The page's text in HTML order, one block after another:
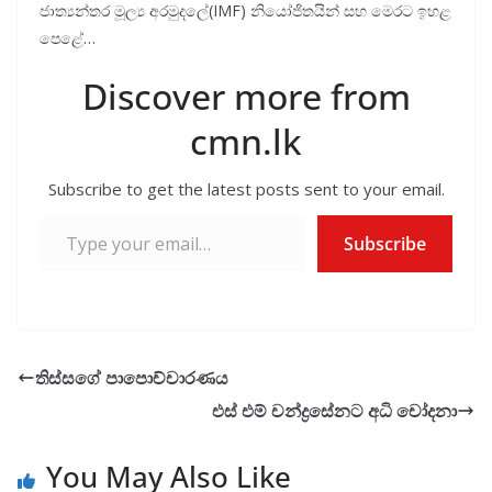
ජාත්‍යන්තර මූල්‍ය අරමුදලේ(IMF) නියෝජිතයින් සහ මෙරට ඉහළ
පෙළේ…
Discover more from
cmn.lk
Subscribe to get the latest posts sent to your email.
Subscribe
තිස්සගේ පාපොච්චාරණය
එස් එම් චන්ද්‍රසේනට අධි චෝදනා
You May Also Like